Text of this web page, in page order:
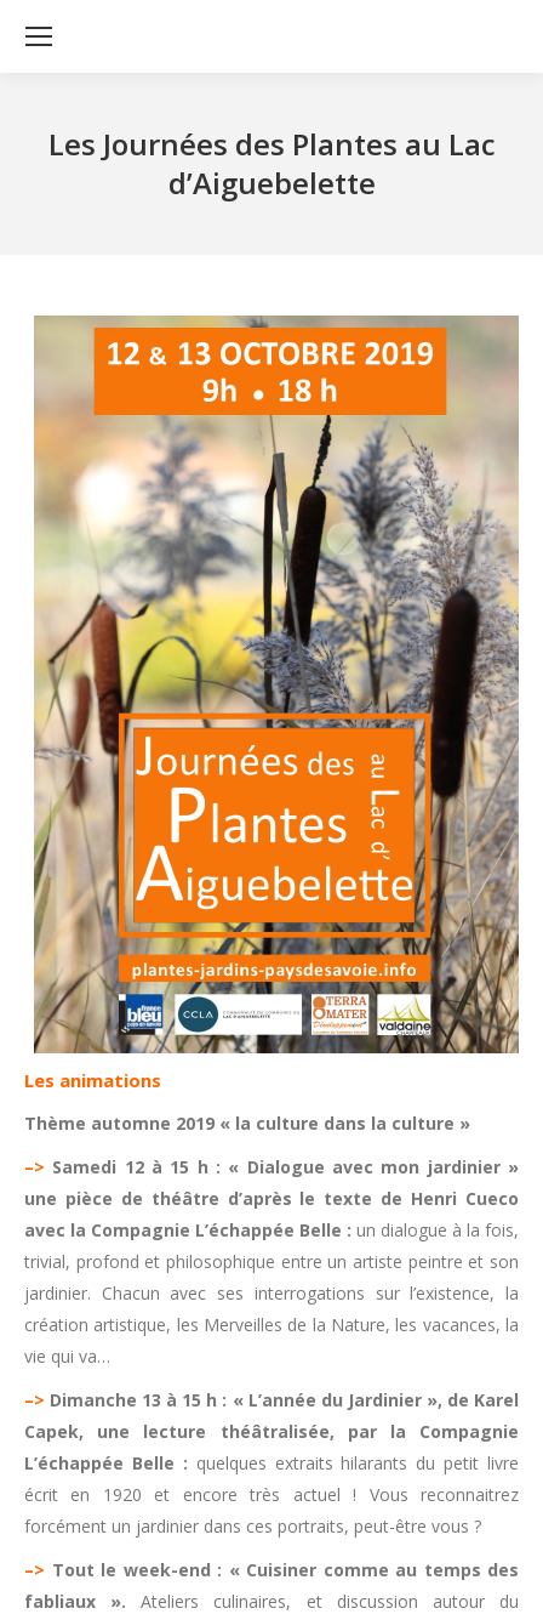
Les Journées des Plantes au Lac
d’Aiguebelette
Les animations
Thème automne 2019 « la culture dans la culture »
–> Samedi 12 à 15 h : « Dialogue avec mon jardinier »
une pièce de théâtre d’après le texte de Henri Cueco
avec la Compagnie L’échappée Belle : un dialogue à la fois,
trivial, profond et philosophique entre un artiste peintre et son
jardinier. Chacun avec ses interrogations sur l’existence, la
création artistique, les Merveilles de la Nature, les vacances, la
vie qui va…
–> Dimanche 13 à 15 h : « L’année du Jardinier », de Karel
Capek, une lecture théâtralisée, par la Compagnie
L’échappée Belle : quelques extraits hilarants du petit livre
écrit en 1920 et encore très actuel ! Vous reconnaitrez
forcément un jardinier dans ces portraits, peut-être vous ?
–> Tout le week-end : « Cuisiner comme au temps des
fabliaux ». Ateliers culinaires, et discussion autour du